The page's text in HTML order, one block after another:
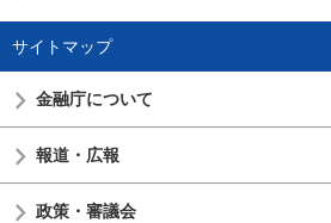
サイトマップ
金融庁について
報道・広報
政策・審議会